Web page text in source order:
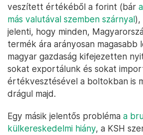
veszített értékéből a forint (bár
más valutával szemben szárnyal),
jelenti, hogy minden,
termék ára arányosan magasabb
magyar gazdaság kifejezetten
sokat exportálunk és sokat
értékvesztésével a boltokban is
drágul majd.
Egy másik jelentős probléma a
külkereskedelmi hiány, a KSH